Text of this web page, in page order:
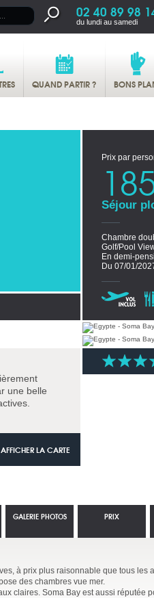
02 40 89 98
du lundi au samedi
QUAND PARTIR ? BONS
Prix par
Séjour
Chambre
Golf/Pool
En demi-
Du 07/01/
une belle
AFFICHER LA CARTE
à prix plus raisonnable que tous les
des chambres vue mer.
claires. Soma Bay est aussi réputée
GALERIE PHOTOS PRIX